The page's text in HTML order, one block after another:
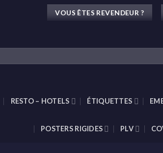
VOUS ÊTES REVENDEUR ?
RESTO – HOTELS ÉTIQUETTES
POSTERS RIGIDES PLV